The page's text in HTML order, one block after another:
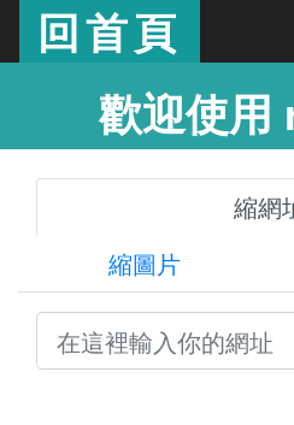
回首頁
歡迎使
縮網
縮圖片